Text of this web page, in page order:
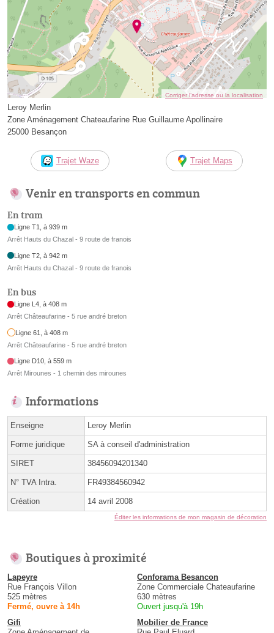
Corriger l’adresse ou la localisation
Leroy Merlin
Zone Aménagement Chateaufarine Rue Guillaume Apollinaire
25000 Besançon
Trajet Waze Trajet Maps
Venir en transports en commun
En tram
Ligne T1, à 939 m
Arrêt Hauts du Chazal - 9 route de franois
Ligne T2, à 942 m
Arrêt Hauts du Chazal - 9 route de franois
En bus
Ligne L4, à 408 m
Arrêt Châteaufarine - 5 rue andré breton
Ligne 61, à 408 m
Arrêt Châteaufarine - 5 rue andré breton
Ligne D10, à 559 m
Arrêt Mirounes - 1 chemin des mirounes
Informations
Enseigne Leroy Merlin
Forme juridique SA à conseil d'administration
SIRET 38456094201340
N° TVA Intra. FR49384560942
Création 14 avril 2008
Éditer les informations de mon magasin de décoration
Boutiques à proximité
Lapeyre
Rue François Villon
525 mètres
Fermé, ouvre à 14h
Conforama Besancon
Zone Commerciale Chateaufarine
630 mètres
Ouvert jusqu'à 19h
Gifi
Mobilier de France